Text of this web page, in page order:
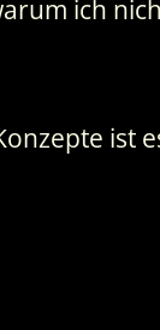
ich
ist